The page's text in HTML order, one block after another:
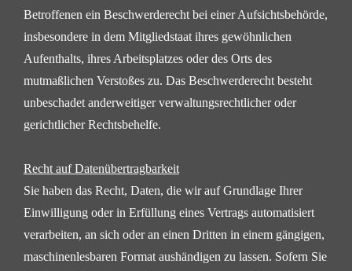
Betroffenen ein Beschwerderecht bei einerAufsichtsbehörde,
insbesondere in dem Mitgliedstaat ihres gewöhnlichen
Aufenthalts, ihres Arbeitsplatzes oder des Orts des
mutmaßlichen Verstoßes zu. Das Beschwerderecht besteht
unbeschadet anderweitigerverwaltungsrechtlicher oder
gerichtlicher Rechtsbehelfe.
Recht auf Datenübertragbarkeit
Sie haben das Recht, Daten, die wir auf Grundlage Ihrer
Einwilligung oder in Erfüllung eines Vertrags automatisiert
verarbeiten, an sich oder an einen Dritten in einem gängigen,
maschinenlesbaren Format aushändigen zu lassen. Sofern Sie